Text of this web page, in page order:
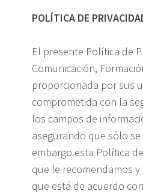
POLÍTICA DE
El presente Política de
Comunicación,
proporcionada por sus
comprometida con la
los campos de
asegurando que sólo
embargo esta Política
que le recomendamos
que está de acuerdo